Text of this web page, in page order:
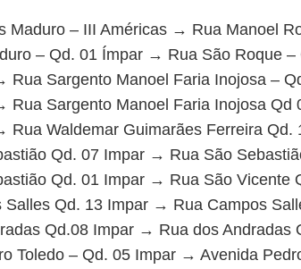
Maduro – III Américas → Rua Manoel
– Qd. 01 Ímpar → Rua São Roque
Rua Sargento Manoel Faria Inojosa –
Rua Sargento Manoel Faria Inojosa
Rua Waldemar Guimarães Ferreira
Qd. 07 Impar → Rua São
Qd. 01 Impar → Rua São Vicente
Qd. 13 Impar → Rua Campos
Qd.08 Impar → Rua dos Andradas
Toledo – Qd. 05 Impar → Avenida